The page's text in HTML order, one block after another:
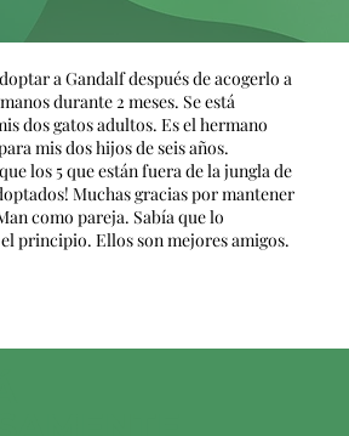
a Gandalf después de acogerlo a
durante 2 meses. Se está
dos gatos adultos. Es el hermano
mis dos hijos de seis años.
los 5 que están fuera de la jungla de
Muchas gracias por mantener
como pareja. Sabía que lo
principio. Ellos son mejores amigos.